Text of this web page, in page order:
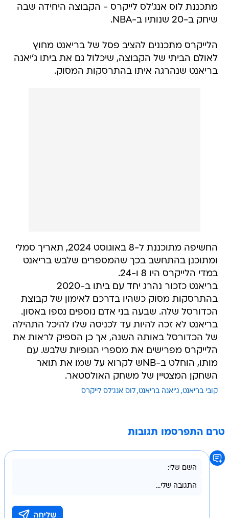
מתכננת לוס אנג'לס לייקרס - הקבוצה היחידה שבה
שיחק ב-20 שנותיו ב-NBA.
הלייקרס מתכננים להציב פסל של בריאנט מחוץ
לאולם הביתי של הקבוצה, שיכלול גם את ביתו ג'יאנה
בריאנט שנהרגה איתו בהתרסקות המסוק.
החשיפה מתוכננת ל-8 באוגוסט 2024, תאריך סמלי
ומתוכנן בהתחשב בכך שהמספרים שלבש בריאנט
במדי הלייקרס היו 8 ו-24.
בריאנט כזכור נהרג יחד עם ביתו ב-2020
בהתרסקות מסוק כשהיו בדרכם לאימון של קבוצת
הכדורסל שלה. שבעה בני אדם נוספים נספו באסון.
בריאנט לא זכה להיות עד לכניסה שלו להיכל התהילה
של הכדורסל באותה השנה, אך כן הספיק לראות את
הלייקרס מפרישים את מספרי הגופיות שלבש. עם
מותו, הוחלט ב-NBש לקרוא על שמו את תואר
השחקן המצטיין של משחק האולסטאר.
קובי בריאנט ג'יאנה בריאנט לוס אנג'לס לייקרס
טרם התפרסמו תגובות